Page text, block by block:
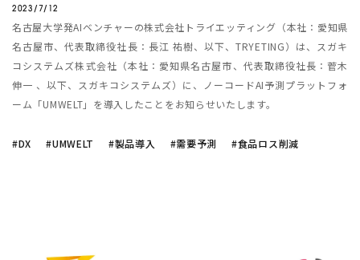
AI 需要予測 シフト作成 DX 生産管理 データ分析
業務効率化 機械学習 在庫管理 BIツール
CLOSE
2023/7/12
名古屋大学発AIベンチャーの株式会社トライエッティング（本社：愛知県
名古屋市、代表取締役社長：長江 祐樹、以下、TRYETING）は、スガキ
コシステムズ株式会社（本社：愛知県名古屋市、代表取締役社長：菅木
伸一 、以下、スガキコシステムズ）に、ノーコードAI予測プラットフォ
ーム「UMWELT」を導入したことをお知らせいたします。
#DX #UMWELT #製品導入 #需要予測 #食品ロス削減